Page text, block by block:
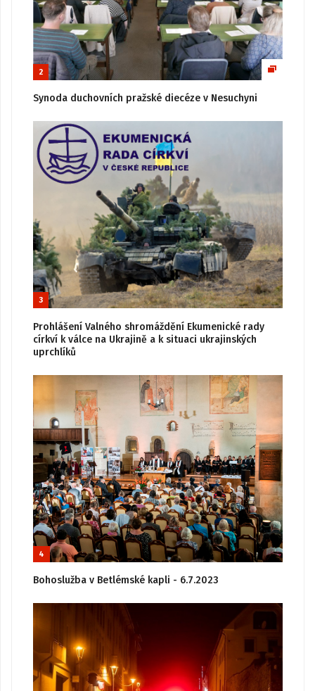
2
Synoda duchovních pražské diecéze v Nesuchyni
3
Prohlášení Valného shromáždění Ekumenické rady
církví k válce na Ukrajině a k situaci ukrajinských
uprchlíků
4
Bohoslužba v Betlémské kapli - 6.7.2023